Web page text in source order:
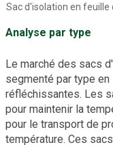
Sac d'isolation en
Analyse par type
Le marché des sacs
segmenté par type
réfléchissantes. Les
pour maintenir la
pour le transport de
température. Ces